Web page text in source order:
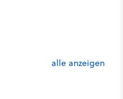
alle anzeigen